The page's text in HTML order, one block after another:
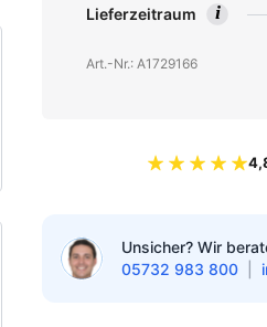
Lieferzeitraum
i
Art.-Nr.: A1729166
Bewertung
Unsicher? Wir
05732 983 800